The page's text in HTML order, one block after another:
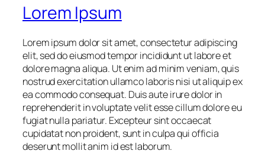
Lorem Ipsum
Lorem ipsum dolor sit amet, consectetur adipiscing
elit, sed do eiusmod tempor incididunt ut labore et
dolore magna aliqua. Ut enim ad minim veniam, quis
nostrud exercitation ullamco laboris nisi ut aliquip ex
ea commodo consequat. Duis aute irure dolor in
reprehenderit in voluptate velit esse cillum dolore eu
fugiat nulla pariatur. Excepteur sint occaecat
cupidatat non proident, sunt in culpa qui officia
deserunt mollit anim id est laborum.